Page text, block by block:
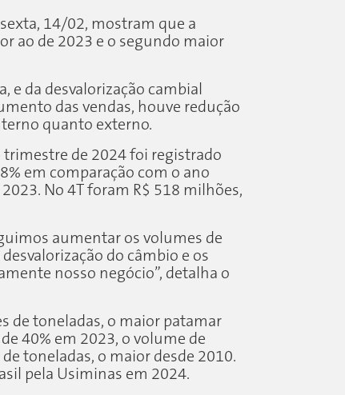
14/02, mostram que a
ao de 2023 e o segundo maior
da desvalorização cambial
das vendas, houve redução
quanto externo.
trimestre de 2024 foi registrado
em comparação com o ano
No 4T foram R$ 518 milhões,
aumentar os volumes de
do câmbio e os
nosso negócio”, detalha o
de toneladas, o maior patamar
40% em 2023, o volume de
toneladas, o maior desde 2010.
pela Usiminas em 2024.